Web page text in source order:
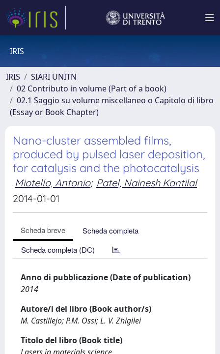
IRIS
IRIS
SIARI UNITN
02 Contributo in volume (Part of a book)
02.1 Saggio su volume miscellaneo o Capitolo di libro
(Essay or Book Chapter)
Nano-cluster assembled films,
produced by pulsed laser deposition,
for catalysis and the photocatalysis
Miotello, Antonio; Patel, Nainesh Kantilal
2014-01-01
Scheda breve
Scheda completa
Scheda completa (DC)
Anno di pubblicazione (Date of publication)
2014
Autore/i del libro (Book author/s)
M. Castillejo; P.M. Ossi; L. V. Zhigilei
Titolo del libro (Book title)